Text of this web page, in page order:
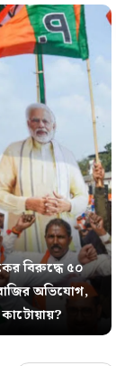
বিরুদ্ধে ৫০
অভিযোগ,